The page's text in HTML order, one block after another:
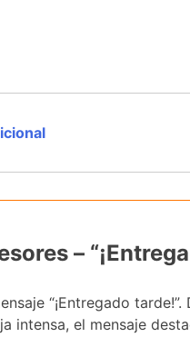
–
“¡Entregado
intensa, el mensaje